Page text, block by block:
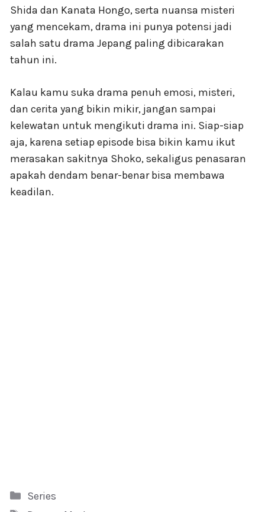
Shida dan Kanata Hongo, serta nuansa misteri
yang mencekam, drama ini punya potensi jadi
salah satu drama Jepang paling dibicarakan
tahun ini.
Kalau kamu suka drama penuh emosi, misteri,
dan cerita yang bikin mikir, jangan sampai
kelewatan untuk mengikuti drama ini. Siap-siap
aja, karena setiap episode bisa bikin kamu ikut
merasakan sakitnya Shoko, sekaligus penasaran
apakah dendam benar-benar bisa membawa
keadilan.
Kategori
Series